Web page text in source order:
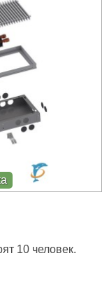
10 человек.